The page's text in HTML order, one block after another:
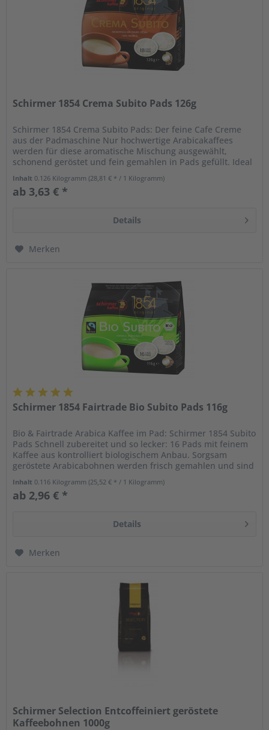
Schirmer 1854 Crema Subito Pads 126g
Schirmer 1854 Crema Subito Pads: Der feine Cafe Creme
aus der Padmaschine Nur hochwertige Arabicakaffees
werden für diese aromatische Mischung ausgewählt,
schonend geröstet und fein gemahlen in Pads gefüllt. Ideal
Inhalt 0.126 Kilogramm(28,81 € * / 1 Kilogramm)
ab 3,63 € *
Details
Merken
Schirmer 1854 Fairtrade Bio Subito Pads 116g
Bio & Fairtrade Arabica Kaffee im Pad: Schirmer 1854 Subito
Pads Schnell zubereitet und so lecker: 16 Pads mit feinem
Kaffee aus kontrolliert biologischem Anbau. Sorgsam
geröstete Arabicabohnen werden frisch gemahlen und sind
Inhalt 0.116 Kilogramm(25,52 € * / 1 Kilogramm)
ab 2,96 € *
Details
Merken
Schirmer Selection Entcoffeiniert geröstete
Kaffeebohnen 1000g